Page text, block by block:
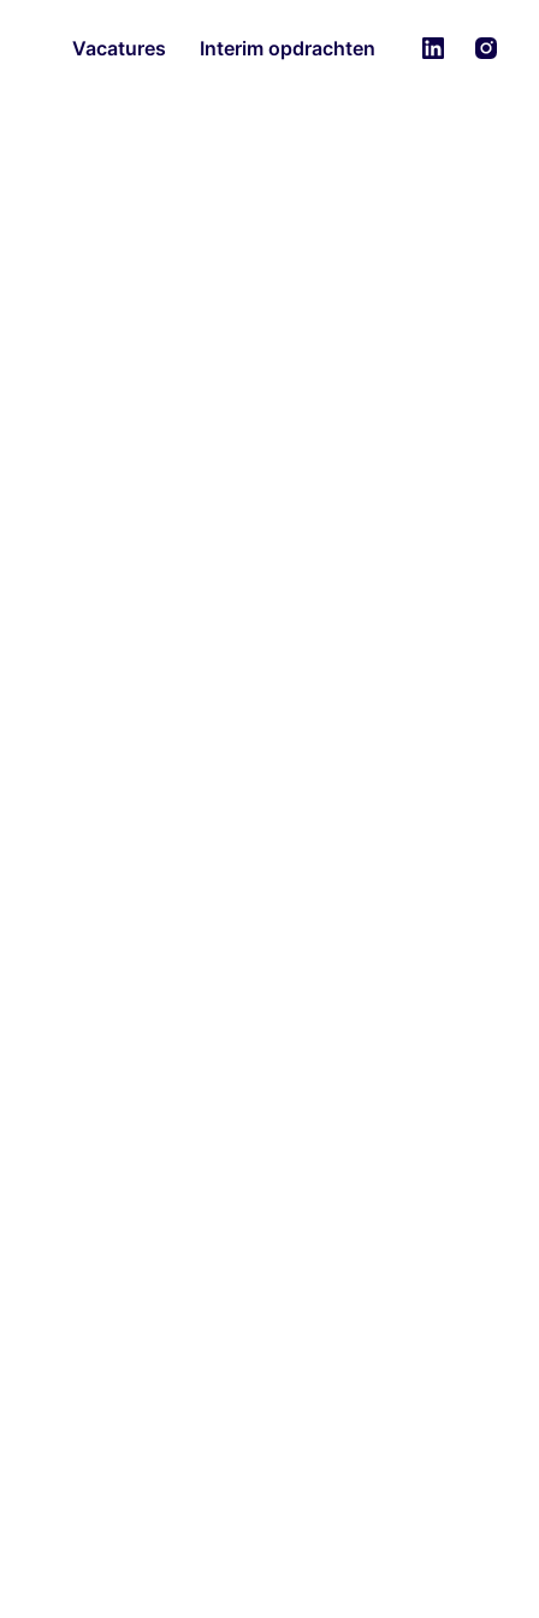
Vacatures Interim opdrachten